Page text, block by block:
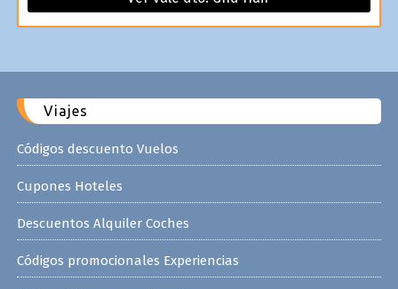
Viajes
Códigos descuento Vuelos
Cupones Hoteles
Descuentos Alquiler Coches
Códigos promocionales Experiencias